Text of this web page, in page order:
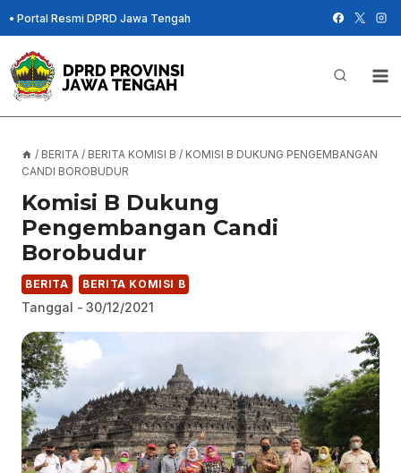
Skip
to
content
• Portal Resmi DPRD Jawa Tengah
/ BERITA / BERITA KOMISI B / KOMISI B DUKUNG PENGEMBANGAN
CANDI BOROBUDUR
Komisi B Dukung
Pengembangan Candi
Borobudur
BERITA BERITA KOMISI B
Tanggal - 30/12/2021